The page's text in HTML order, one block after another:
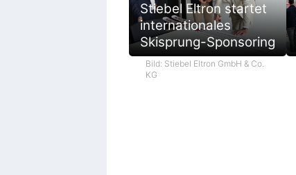
Stiebel Eltron startet
internationales
Skisprung-Sponsoring
Bild: Stiebel Eltron GmbH & Co.
KG